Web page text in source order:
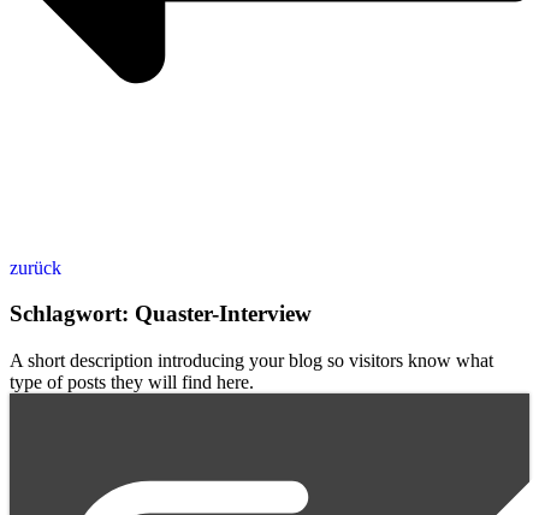
zurück
Schlagwort: Quaster-Interview
A short description introducing your blog so visitors know what
type of posts they will find here.